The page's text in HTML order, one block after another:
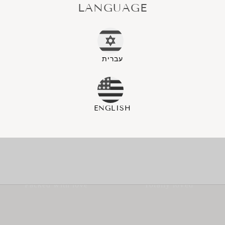
אם את מתלבטת או רוצה לשאול שאלה, שירות
הלקוחות שלנו ישמח לעזור. השאירי לנו הודעה
עמוד צור קשר
Totally loved
Packed with love